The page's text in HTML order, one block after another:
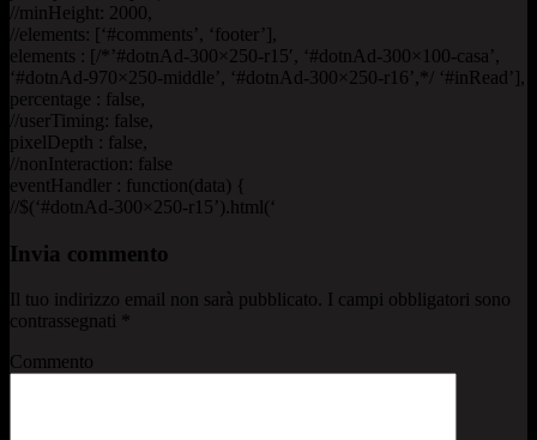
//minHeight: 2000,
//elements: [‘#comments’, ‘footer’],
elements : [/*’#dotnAd-300×250-r15′, ‘#dotnAd-300×100-casa’,
‘#dotnAd-970×250-middle’, ‘#dotnAd-300×250-r16’,*/ ‘#inRead’],
percentage : false,
//userTiming: false,
pixelDepth : false,
//nonInteraction: false
eventHandler : function(data) {
//$(‘#dotnAd-300×250-r15’).html(‘
Invia commento
Il tuo indirizzo email non sarà pubblicato.
I campi obbligatori sono
contrassegnati
Commento